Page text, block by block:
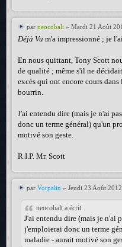
par neocobalt » Mardi 21 Août
Déjà Vu m'a impressionné ; je
En nous quittant, Tony Scott
de qualité ; même s'il ne
excès qui ont encore cours
bourrin.
J'ai entendu dire (mais je n'ai
donc un terme général) qu'un
motivé son geste.
R.I.P. Mr. Scott
par Vorpalin » Jeudi 23 Août
neocobalt a écrit:
J'ai entendu dire (mais je n'ai
j'emploierai donc un terme
maladie - aurait motivé son